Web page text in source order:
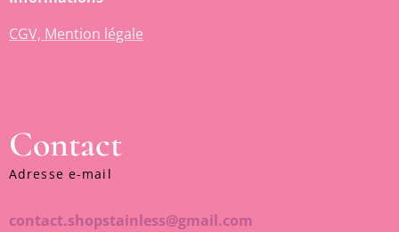
CGV, Mention légale
Contact
Adresse e-mail
contact.shopstainless@gmail.com